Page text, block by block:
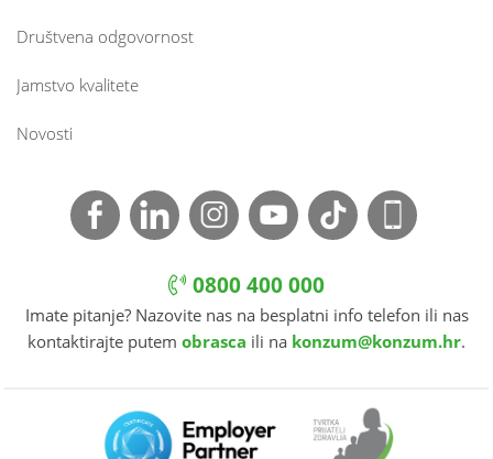
Društvena odgovornost
Jamstvo kvalitete
Novosti
0800 400 000
Imate pitanje? Nazovite nas na besplatni info telefon ili nas
kontaktirajte putem obrasca ili na konzum@konzum.hr.